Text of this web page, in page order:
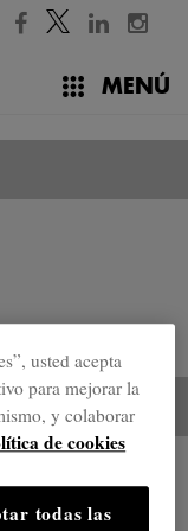
MENÚ
usted acepta
para mejorar la
y colaborar
de cookies
todas las